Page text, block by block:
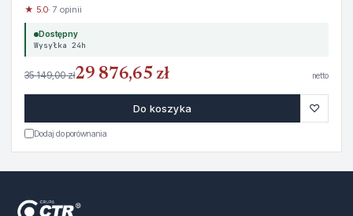
★ 5.0· 7 opinii
Dostępny
Wysyłka 24h
35 149,00 zł29 876,65 zł netto
Do koszyka ♡
Dodaj do porównania